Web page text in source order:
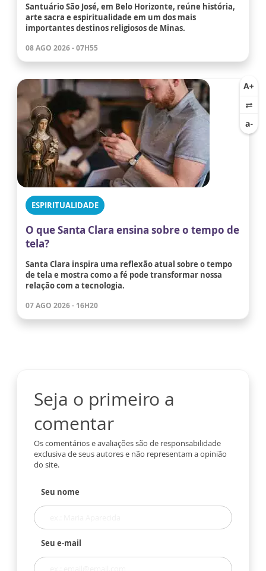
Santuário São José, em Belo Horizonte, reúne história,
arte sacra e espiritualidade em um dos mais
importantes destinos religiosos de Minas.
08 AGO 2026 - 07H55
ESPIRITUALIDADE
O que Santa Clara ensina sobre o tempo de
tela?
Santa Clara inspira uma reflexão atual sobre o tempo
de tela e mostra como a fé pode transformar nossa
relação com a tecnologia.
07 AGO 2026 - 16H20
Seja o primeiro a
comentar
Os comentários e avaliações são de responsabilidade
exclusiva de seus autores e não representam a opinião
do site.
Seu nome
Seu e-mail